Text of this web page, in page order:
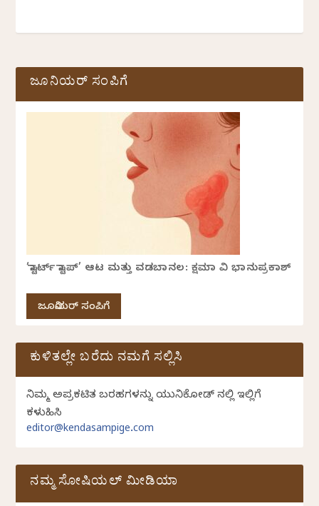
ಜೂನಿಯರ್ ಸಂಪಿಗೆ
‘ಸ್ಟಾರ್ಟ್ ಸ್ಟಾಪ್’ ಆಟ ಮತ್ತು ವಡಬಾನಲ: ಕ್ಷಮಾ ವಿ ಭಾನುಪ್ರಕಾಶ್
ಜೂನಿಯರ್ ಸಂಪಿಗೆ
ಕುಳಿತಲ್ಲೇ ಬರೆದು ನಮಗೆ ಸಲ್ಲಿಸಿ
ನಿಮ್ಮ ಅಪ್ರಕಟಿತ ಬರಹಗಳನ್ನು ಯುನಿಕೋಡ್ ನಲ್ಲಿ ಇಲ್ಲಿಗೆ
ಕಳುಹಿಸಿ
editor@kendasampige.com
ನಮ್ಮ ಸೋಷಿಯಲ್‌ ಮೀಡಿಯಾ